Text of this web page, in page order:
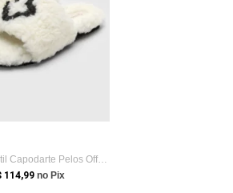
Rasteira Infantil Capodarte Pelos Off-White
114,99 no Pix